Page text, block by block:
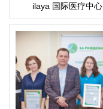
ilaya 国际医疗中心